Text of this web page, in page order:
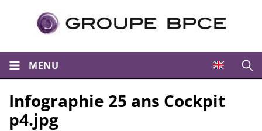
MENU
Infographie 25 ans Cockpit
p4.jpg